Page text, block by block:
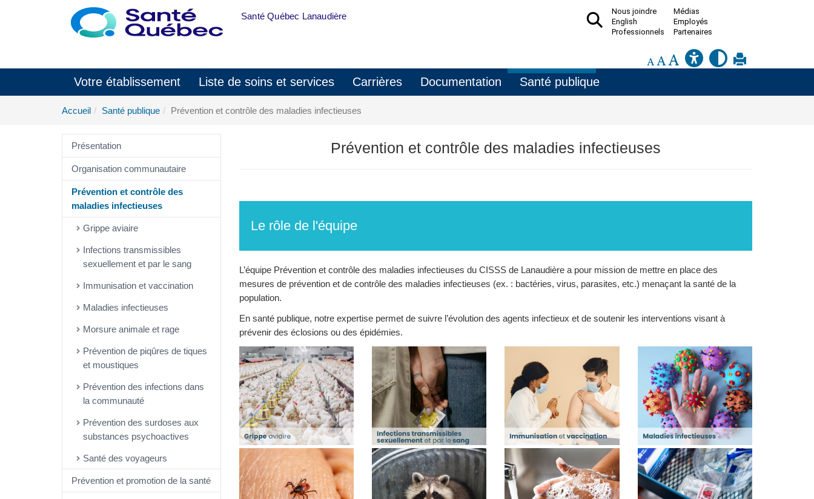
Aller au menu principal Nous joindre
Médias
English
Employés
Professionnels
Partenaires
Santé Québec Lanaudière
Votre établissement Liste de soins et services Carrières Documentation Santé publique
Accueil Santé publique Prévention et contrôle des maladies infectieuses
Présentation
Organisation communautaire
Prévention et contrôle des
maladies infectieuses
Grippe aviaire
Infections transmissibles
sexuellement et par le sang
Immunisation et vaccination
Maladies infectieuses
Morsure animale et rage
Prévention de piqûres de tiques
et moustiques
Prévention des infections dans
la communauté
Prévention des surdoses aux
substances psychoactives
Santé des voyageurs
Prévention et promotion de la santé
Prévention et contrôle des maladies infectieuses
Le rôle de l'équipe
L’équipe Prévention et contrôle des maladies infectieuses du CISSS de Lanaudière a pour mission de mettre en place des
mesures de prévention et de contrôle des maladies infectieuses (ex. : bactéries, virus, parasites, etc.) menaçant la santé de la
population.
En santé publique, notre expertise permet de suivre l’évolution des agents infectieux et de soutenir les interventions visant à
prévenir des éclosions ou des épidémies.